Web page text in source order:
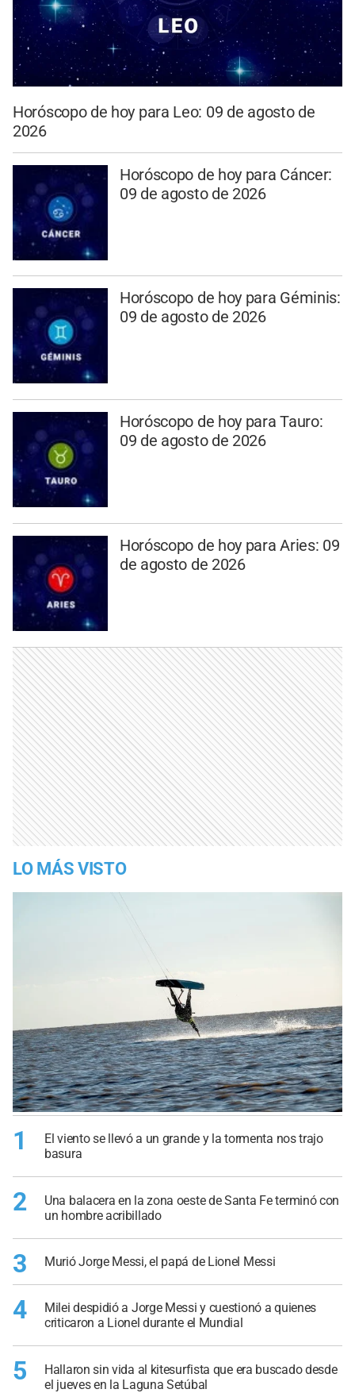
Horóscopo de hoy para Leo: 09 de agosto de
2026
Horóscopo de hoy para Cáncer:
09 de agosto de 2026
Horóscopo de hoy para Géminis:
09 de agosto de 2026
Horóscopo de hoy para Tauro:
09 de agosto de 2026
Horóscopo de hoy para Aries: 09
de agosto de 2026
LO MÁS VISTO
1
El viento se llevó a un grande y la tormenta nos trajo
basura
2
Una balacera en la zona oeste de Santa Fe terminó con
un hombre acribillado
3 Murió Jorge Messi, el papá de Lionel Messi
4
Milei despidió a Jorge Messi y cuestionó a quienes
criticaron a Lionel durante el Mundial
5
Hallaron sin vida al kitesurfista que era buscado desde
el jueves en la Laguna Setúbal